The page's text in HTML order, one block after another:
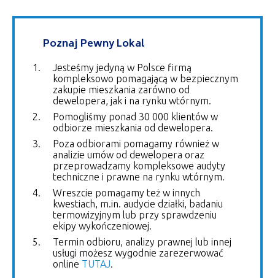
Poznaj Pewny Lokal
Jesteśmy jedyną w Polsce firmą
kompleksowo pomagającą w bezpiecznym
zakupie mieszkania zarówno od
dewelopera, jak i na rynku wtórnym.
Pomogliśmy ponad 30 000 klientów w
odbiorze mieszkania od dewelopera.
Poza odbiorami pomagamy również w
analizie umów od dewelopera oraz
przeprowadzamy kompleksowe audyty
techniczne i prawne na rynku wtórnym.
Wreszcie pomagamy też w innych
kwestiach, m.in. audycie działki, badaniu
termowizyjnym lub przy sprawdzeniu
ekipy wykończeniowej.
Termin odbioru, analizy prawnej lub innej
usługi możesz wygodnie zarezerwować
online TUTAJ.